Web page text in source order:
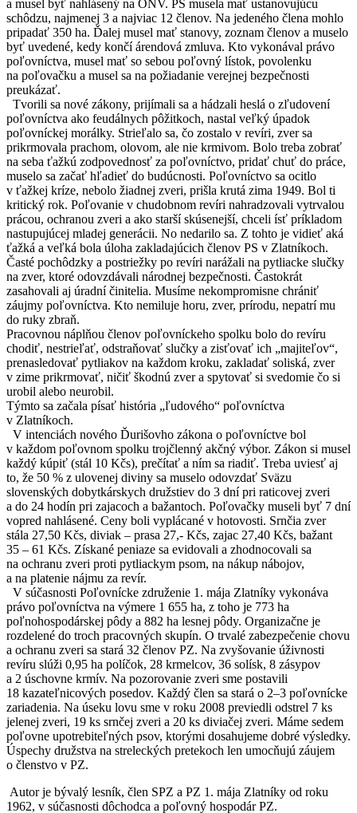
a musel byť nahlásený na ONV. PS musela mať ustanovujúcu
schôdzu, najmenej 3 a najviac 12 členov. Na jedeného člena mohlo
pripadať 350 ha. Ďalej musel mať stanovy, zoznam členov a muselo
byť uvedené, kedy končí árendová zmluva. Kto vykonával právo
poľovníctva, musel mať so sebou poľovný lístok, povolenku
na poľovačku a musel sa na požiadanie verejnej bezpečnosti
preukázať.
Tvorili sa nové zákony, prijímali sa a hádzali heslá o zľudovení
poľovníctva ako feudálnych pôžitkoch, nastal veľký úpadok
poľovníckej morálky. Strieľalo sa, čo zostalo v revíri, zver sa
prikrmovala prachom, olovom, ale nie krmivom. Bolo treba zobrať
na seba ťažkú zodpovednosť za poľovníctvo, pridať chuť do práce,
muselo sa začať hľadieť do budúcnosti. Poľovníctvo sa ocitlo
v ťažkej kríze, nebolo žiadnej zveri, prišla krutá zima 1949. Bol ti
kritický rok. Poľovanie v chudobnom revíri nahradzovali vytrvalou
prácou, ochranou zveri a ako starší skúsenejší, chceli ísť príkladom
nastupujúcej mladej generácii. No nedarilo sa. Z tohto je vidieť aká
ťažká a veľká bola úloha zakladajúcich členov PS v Zlatníkoch.
Časté pochôdzky a postriežky po revíri narážali na pytliacke slučky
na zver, ktoré odovzdávali národnej bezpečnosti. Častokrát
zasahovali aj úradní činitelia. Musíme nekompromisne chrániť
záujmy poľovníctva. Kto nemiluje horu, zver, prírodu, nepatrí mu
do ruky zbraň.
Pracovnou náplňou členov poľovníckeho spolku bolo do revíru
chodiť, nestrieľať, odstraňovať slučky a zisťovať ich „majiteľov“,
prenasledovať pytliakov na každom kroku, zakladať soliská, zver
v zime prikrmovať, ničiť škodnú zver a spytovať si svedomie čo si
urobil alebo neurobil.
Týmto sa začala písať história „ľudového“ poľovníctva
v Zlatníkoch.
V intenciách nového Ďurišovho zákona o poľovníctve bol
v každom poľovnom spolku trojčlenný akčný výbor. Zákon si musel
každý kúpiť (stál 10 Kčs), prečítať a ním sa riadiť. Treba uviesť aj
to, že 50 % z ulovenej diviny sa muselo odovzdať Sväzu
slovenských dobytkárskych družstiev do 3 dní pri raticovej zveri
a do 24 hodín pri zajacoch a bažantoch. Poľovačky museli byť 7 dní
vopred nahlásené. Ceny boli vyplácané v hotovosti. Srnčia zver
stála 27,50 Kčs, diviak – prasa 27,- Kčs, zajac 27,40 Kčs, bažant
35 – 61 Kčs. Získané peniaze sa evidovali a zhodnocovali sa
na ochranu zveri proti pytliackym psom, na nákup nábojov,
a na platenie nájmu za revír.
V súčasnosti Poľovnícke združenie 1. mája Zlatníky vykonáva
právo poľovníctva na výmere 1 655 ha, z toho je 773 ha
poľnohospodárskej pôdy a 882 ha lesnej pôdy. Organizačne je
rozdelené do troch pracovných skupín. O trvalé zabezpečenie chovu
a ochranu zveri sa stará 32 členov PZ. Na zvyšovanie úživnosti
revíru slúži 0,95 ha políčok, 28 krmelcov, 36 solísk, 8 zásypov
a 2 úschovne krmív. Na pozorovanie zveri sme postavili
18 kazateľnicových posedov. Každý člen sa stará o 2–3 poľovnícke
zariadenia. Na úseku lovu sme v roku 2008 previedli odstrel 7 ks
jelenej zveri, 19 ks srnčej zveri a 20 ks diviačej zveri. Máme sedem
poľovne upotrebiteľných psov, ktorými dosahujeme dobré výsledky.
Úspechy družstva na streleckých pretekoch len umocňujú záujem
o členstvo v PZ.
Autor je bývalý lesník, člen SPZ a PZ 1. mája Zlatníky od roku
1962, v súčasnosti dôchodca a poľovný hospodár PZ.